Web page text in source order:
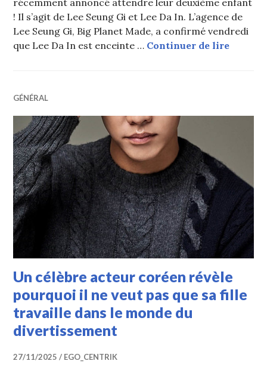
récemment annoncé attendre leur deuxième enfant
! Il s’agit de Lee Seung Gi et Lee Da In. L’agence de
Lee Seung Gi, Big Planet Made, a confirmé vendredi
que Lee Da In est enceinte … Continuer de lireUn
GÉNÉRAL
Un célèbre acteur coréen révèle
pourquoi il ne veut pas que sa fille
travaille dans le monde du
divertissement
27/11/2025 EGO_CENTRIK